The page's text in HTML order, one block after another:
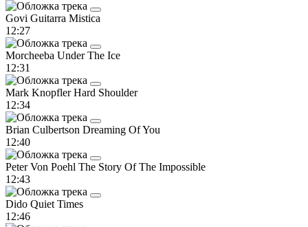
Govi Guitarra Mistica
12:27
Morcheeba Under The Ice
12:31
Mark KnopflerHard Shoulder
12:34
Brian Culbertson Dreaming Of You
12:40
Peter Von Poehl The Story Of The Impossible
12:43
Dido Quiet Times
12:46